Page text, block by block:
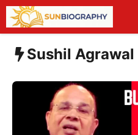
Skip
content
Sushil